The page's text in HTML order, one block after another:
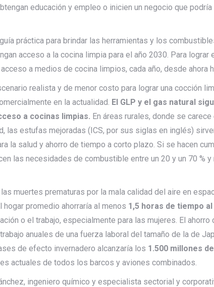
educación y empleo o inicien un negocio que
práctica para brindar las herramientas y los
acceso a la cocina limpia para el año 2030. Para
a medios de cocina limpios, cada año, desde ahora
realista y de menor costo para lograr una cocción
en la actualidad. El GLP y el gas natural
a cocinas limpias. En áreas rurales, donde se
las estufas mejoradas (ICS, por sus siglas en inglés)
la salud y ahorro de tiempo a corto plazo. Si se hacen
las necesidades de combustible entre un 20 y un 70 %
muertes prematuras por la mala calidad del aire en
hogar promedio ahorraría al menos 1,5 horas de tiempo al
o el trabajo, especialmente para las mujeres. El
anuales de una fuerza laboral del tamaño de la de
de efecto invernadero alcanzaría los 1.500 millones
actuales de todos los barcos y aviones combinados.
ingeniero químico y especialista sectorial y